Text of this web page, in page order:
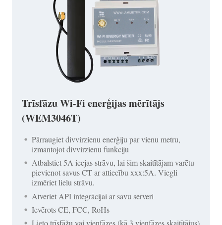
Trīsfāzu Wi-Fi enerģijas mērītājs
(WEM3046T)
Pārraugiet divvirzienu enerģiju par vienu metru,
izmantojot divvirzienu funkciju
Atbalstiet 5A ieejas strāvu, lai šim skaitītājam varētu
pievienot savus CT ar attiecību xxx:5A. Viegli
izmēriet lielu strāvu.
Atveriet API integrācijai ar savu serveri
Ievērots CE, FCC, RoHs
Lieto trīsfāžu vai vienfāzes (kā 3 vienfāzes skaitītājus)